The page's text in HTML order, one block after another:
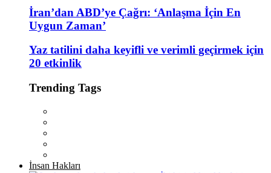
İran’dan ABD’ye Çağrı: ‘Anlaşma İçin En
Uygun Zaman’
Yaz tatilini daha keyifli ve verimli geçirmek için
20 etkinlik
Trending Tags
İnsan Hakları